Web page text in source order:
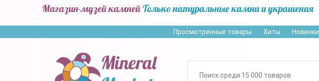
Магазин-музей камней Только натуральные камни и украшения
Просмотренные товары Хиты Новинки